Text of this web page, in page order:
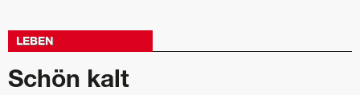
LEBEN
Schön kalt